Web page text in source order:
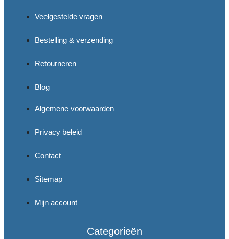
Veelgestelde vragen
Bestelling & verzending
Retourneren
Blog
Algemene voorwaarden
Privacy beleid
Contact
Sitemap
Mijn account
Categorieën